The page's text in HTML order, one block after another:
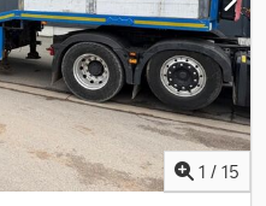
that you have taken note
Our prices are export
= Baujahr: 1996
kg zGG: 48.000 kg
= Für mehr
1 / 15